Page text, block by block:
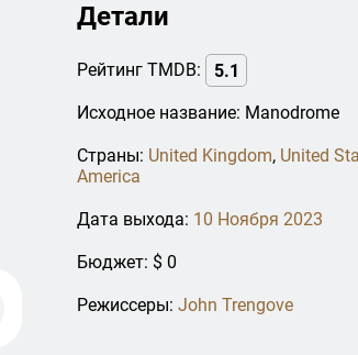
Детали
Рейтинг TMDB: 5.1
Исходное название: Manodrome
Страны: United Kingdom, United
America
Дата выхода: 10 Ноября 2023
Бюджет: $ 0
Режиссеры:John Trengove